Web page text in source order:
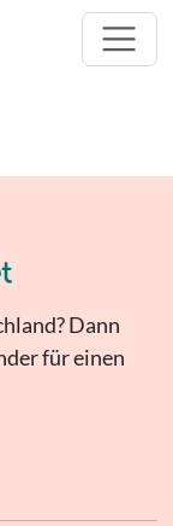
Dann
für einen